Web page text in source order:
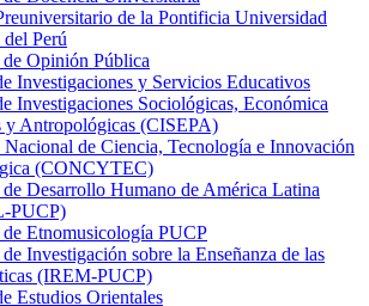
de la Pontificia Universidad
Perú
Opinión Pública
Investigaciones y Servicios Educativos
Investigaciones Sociológicas, Económica
y Antropológicas (CISEPA)
Nacional de Ciencia, Tecnología e Innovación
(CONCYTEC)
Desarrollo Humano de América Latina
PUCP)
Etnomusicología PUCP
Investigación sobre la Enseñanza de las
(IREM-PUCP)
Estudios Orientales